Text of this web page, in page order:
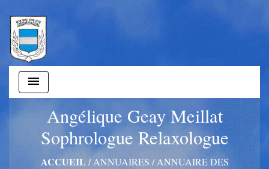
menu
Angélique Geay Meillat
Sophrologue Relaxologue
ACCUEIL /ANNUAIRES /ANNUAIRE DES